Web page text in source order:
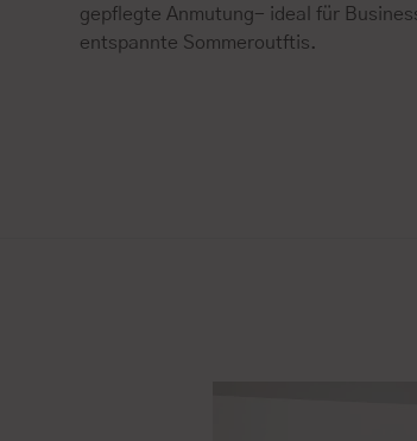
gepflegte Anmutung- ideal für
entspannte Sommeroutftis.